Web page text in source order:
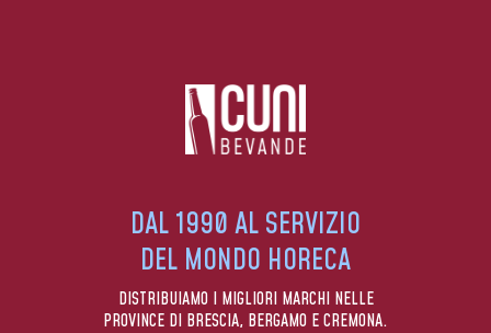
DAL 1990 AL SERVIZIO
DEL MONDO HORECA
DISTRIBUIAMO I MIGLIORI MARCHI NELLE
PROVINCE DI BRESCIA, BERGAMO E CREMONA.